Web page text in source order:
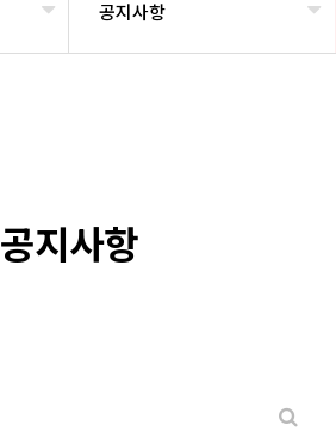
공지사항
공지사항